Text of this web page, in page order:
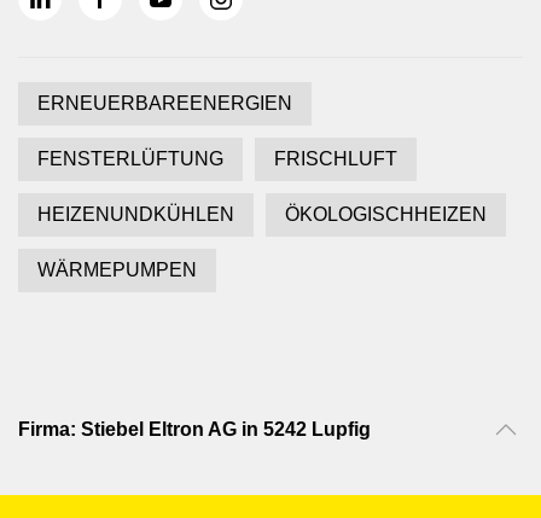
ERNEUERBAREENERGIEN
FENSTERLÜFTUNG FRISCHLUFT
HEIZENUNDKÜHLEN ÖKOLOGISCHHEIZEN
WÄRMEPUMPEN
Firma: Stiebel Eltron AG in 5242 Lupfig